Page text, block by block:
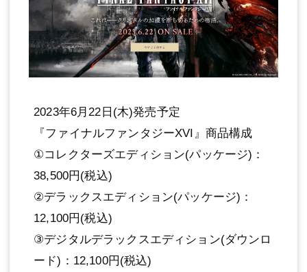
2023年6月22日(木)発売予定
『ファイナルファンタジーXVI』商品構成
①コレクターズエディション(パッケージ)：
38,500円(税込)
②デラックスエディション(パッケージ)：
12,100円(税込)
③デジタルデラックスエディション(ダウンロ
ード)：12,100円(税込)